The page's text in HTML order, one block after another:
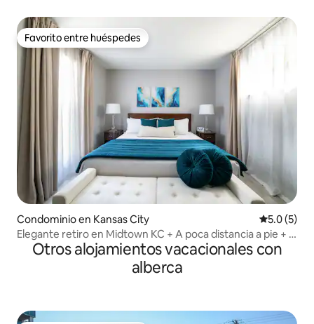
Favorito entre huéspedes
Favorito entre huéspedes
Condominio en Kansas City
5.0 (5)
Elegante retiro en Midtown KC + A poca distancia a pie + 2
patios
Otros alojamientos vacacionales con
alberca